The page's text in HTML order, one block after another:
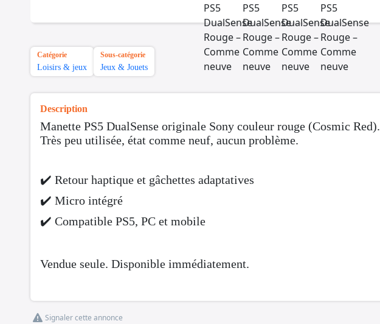
Catégorie
Loisirs & jeux
Sous-catégorie
Jeux & Jouets
Description
Manette PS5 DualSense originale Sony couleur rouge (Cosmic Red).
Très peu utilisée, état comme neuf, aucun problème.
✔️ Retour haptique et gâchettes adaptatives
✔️ Micro intégré
✔️ Compatible PS5, PC et mobile
Vendue seule. Disponible immédiatement.
Signaler cette annonce